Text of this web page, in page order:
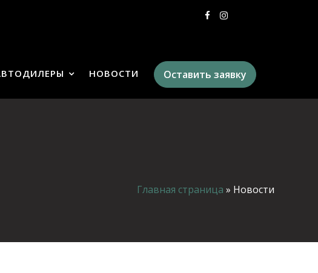
Оставить заявку
НОВОСТИ
Главная страница » Новости